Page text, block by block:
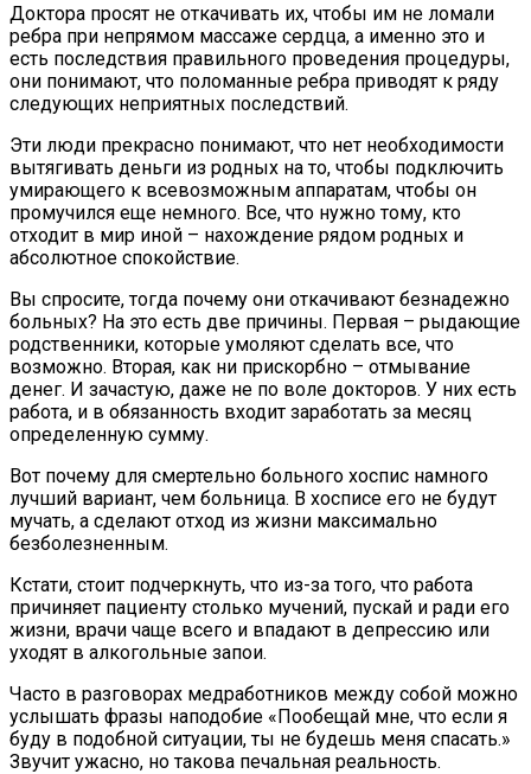
Доктора просят не откачивать их, чтобы им не ломали
ребра при непрямом массаже сердца, а именно это и
есть последствия правильного проведения процедуры,
они понимают, что поломанные ребра приводят к ряду
следующих неприятных последствий.
Эти люди прекрасно понимают, что нет необходимости
вытягивать деньги из родных на то, чтобы подключить
умирающего к всевозможным аппаратам, чтобы он
промучился еще немного. Все, что нужно тому, кто
отходит в мир иной – нахождение рядом родных и
абсолютное спокойствие.
Вы спросите, тогда почему они откачивают безнадежно
больных? На это есть две причины. Первая – рыдающие
родственники, которые умоляют сделать все, что
возможно. Вторая, как ни прискорбно – отмывание
денег. И зачастую, даже не по воле докторов. У них есть
работа, и в обязанность входит заработать за месяц
определенную сумму.
Вот почему для смертельно больного хоспис намного
лучший вариант, чем больница. В хосписе его не будут
мучать, а сделают отход из жизни максимально
безболезненным.
Кстати, стоит подчеркнуть, что из-за того, что работа
причиняет пациенту столько мучений, пускай и ради его
жизни, врачи чаще всего и впадают в депрессию или
уходят в алкогольные запои.
Часто в разговорах медработников между собой можно
услышать фразы наподобие «Пообещай мне, что если я
буду в подобной ситуации, ты не будешь меня спасать.»
Звучит ужасно, но такова печальная реальность.